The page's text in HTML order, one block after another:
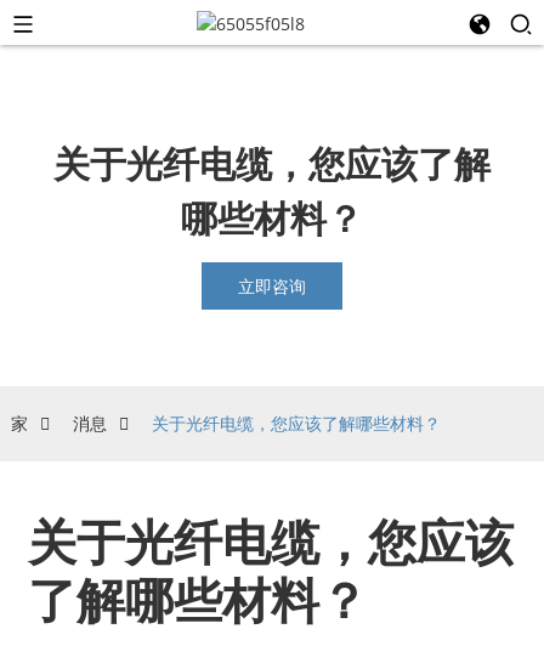
关于光纤电缆，您应该了解
哪些材料？
立即咨询
家 消息 关于光纤电缆，您应该了解哪些材料？
关于光纤电缆，您应该
了解哪些材料？